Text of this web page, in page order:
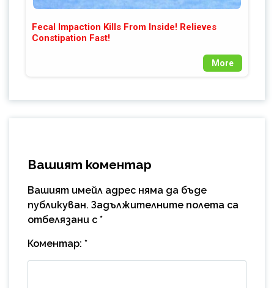
Fecal Impaction Kills From Inside! Relieves
Constipation Fast!
More
Вашият коментар
Вашият имейл адрес няма да бъде
публикуван. Задължителните полета са
отбелязани с *
Коментар: *